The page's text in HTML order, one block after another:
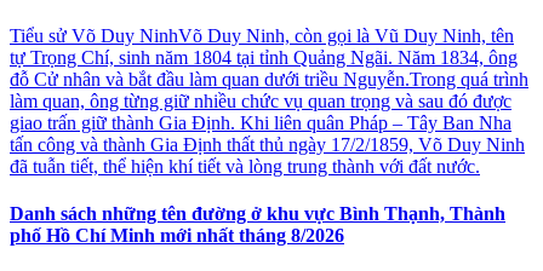
Tiểu sử Võ Duy NinhVõ Duy Ninh, còn gọi là Vũ Duy Ninh, tên
tự Trọng Chí, sinh năm 1804 tại tỉnh Quảng Ngãi. Năm 1834, ông
đỗ Cử nhân và bắt đầu làm quan dưới triều Nguyễn.Trong quá trình
làm quan, ông từng giữ nhiều chức vụ quan trọng và sau đó được
giao trấn giữ thành Gia Định. Khi liên quân Pháp – Tây Ban Nha
tấn công và thành Gia Định thất thủ ngày 17/2/1859, Võ Duy Ninh
đã tuẫn tiết, thể hiện khí tiết và lòng trung thành với đất nước.
Danh sách những tên đường ở khu vực Bình Thạnh, Thành
phố Hồ Chí Minh mới nhất tháng 8/2026